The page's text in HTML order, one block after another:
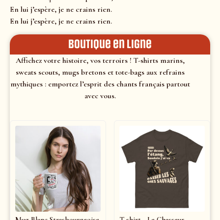
En lui j’espère, je ne crains rien.
En lui j’espère, je ne crains rien.
Boutique en ligne
Affichez votre histoire, vos terroirs ! T-shirts marins,
sweats scouts, mugs bretons et tote-bags aux refrains
mythiques : emportez l’esprit des chants français partout
avec vous.